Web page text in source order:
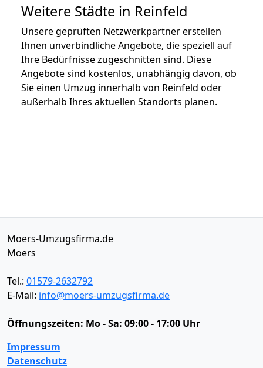
Weitere Städte in Reinfeld
Unsere geprüften Netzwerkpartner erstellen
Ihnen unverbindliche Angebote, die speziell auf
Ihre Bedürfnisse zugeschnitten sind. Diese
Angebote sind kostenlos, unabhängig davon, ob
Sie einen Umzug innerhalb von Reinfeld oder
außerhalb Ihres aktuellen Standorts planen.
Moers-Umzugsfirma.de
Moers
Tel.: 01579-2632792
E-Mail: info@moers-umzugsfirma.de
Öffnungszeiten: Mo - Sa: 09:00 - 17:00 Uhr
Impressum
Datenschutz